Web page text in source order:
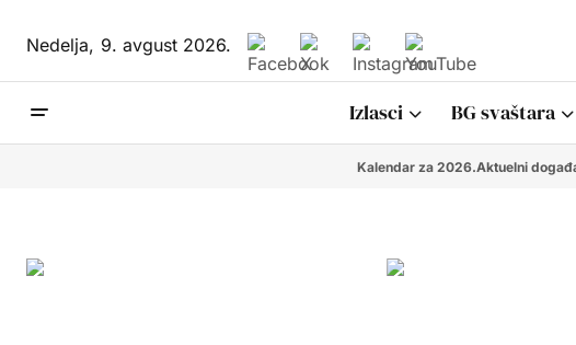
Nedelja,9. avgust 2026.
Izlasci BG svaštara
Kalendar za 2026.Aktuelni